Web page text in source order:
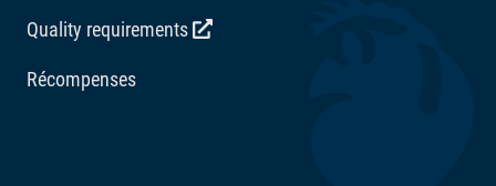
Quality requirements
Récompenses